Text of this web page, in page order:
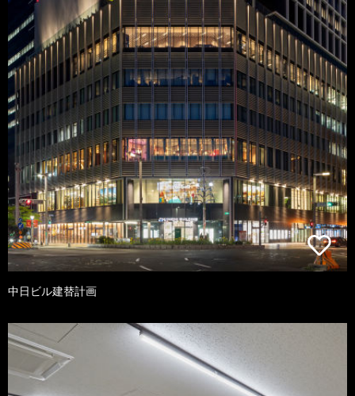
中日ビル建替計画